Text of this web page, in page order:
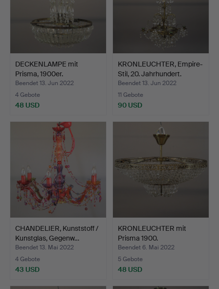
DECKENLAMPE mit
Prisma, 1900er.
Beendet 13. Jun 2022
4 Gebote
48 USD
KRONLEUCHTER, Empire-
Stil, 20. Jahrhundert.
Beendet 13. Jun 2022
11 Gebote
90 USD
CHANDELIER, Kunststoff /
Kunstglas, Gegenw…
Beendet 13. Mai 2022
4 Gebote
43 USD
KRONLEUCHTER mit
Prisma 1900.
Beendet 6. Mai 2022
5 Gebote
48 USD